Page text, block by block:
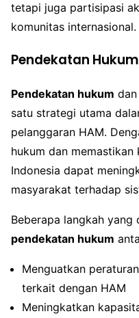
tetapi juga partisipasi
komunitas internasional.
Pendekatan
Pendekatan hukum
satu strategi utama
pelanggaran HAM.
hukum dan
Indonesia dapat
masyarakat terhadap
Beberapa langkah
pendekatan hukum
Menguatkan
terkait dengan HAM
Meningkatkan